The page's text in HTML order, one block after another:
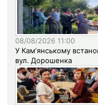
08/08/2026 11:00
У Кам’янському
вул. Дорошенка